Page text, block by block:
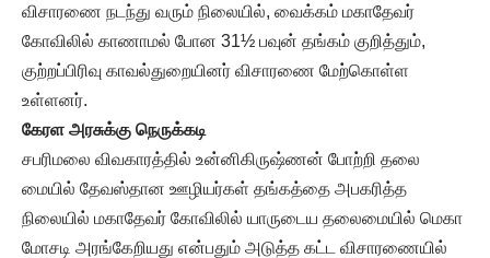
விசாரணை நடந்து வரும் நிலையில், வைக்கம் மகாதேவர்
கோவிலில் காணாமல் போன 31½ பவுன் தங்கம் குறித்தும்,
குற்றப்பிரிவு காவல்துறையினர் விசாரணை மேற்கொள்ள
உள்ளனர்.
கேரள அரசுக்கு நெருக்கடி
சபரிமலை விவகாரத்தில் உன்னிகிருஷ்ணன் போற்றி தலை
மையில் தேவஸ்தான ஊழியர்கள் தங்கத்தை அபகரித்த
நிலையில் மகாதேவர் கோவிலில் யாருடைய தலைமையில் மெகா
மோசடி அரங்கேறியது என்பதும் அடுத்த கட்ட விசாரணையில்